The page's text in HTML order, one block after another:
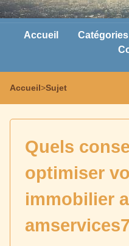
Accueil Catégories
Accueil>Sujet
Quels
optimiser
immobilier